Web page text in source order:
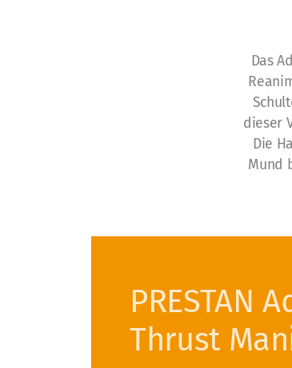
Das
dieser
Die
Mund
PRESTAN
Thrust